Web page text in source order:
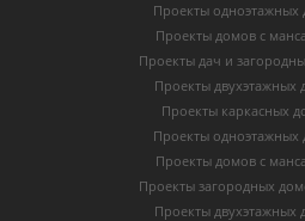
Проекты одноэтажных
Проекты домов с
Проекты дач и
Проекты двухэтажных
Проекты каркасных
Проекты одноэтажных
Проекты домов с
Проекты загородных
Проекты двухэтажных